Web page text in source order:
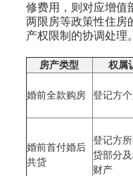
修费用，则对应增值
两限房等政策性住房
产权限制的协调处理。
房产类型 权属
婚前全款购房 登记方
婚前首付婚后
共贷
登记方
贷部分
财产